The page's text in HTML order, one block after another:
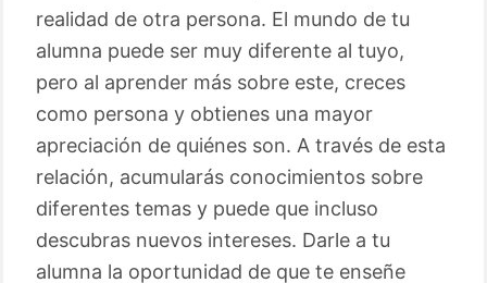
realidad de otra persona. El mundo de tu
alumna puede ser muy diferente al tuyo,
pero al aprender más sobre este, creces
como persona y obtienes una mayor
apreciación de quiénes son. A través de esta
relación, acumularás conocimientos sobre
diferentes temas y puede que incluso
descubras nuevos intereses. Darle a tu
alumna la oportunidad de que te enseñe